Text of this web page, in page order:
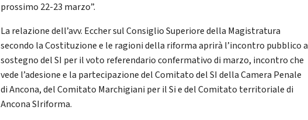
prossimo 22-23 marzo”.
La relazione dell’avv. Eccher sul Consiglio Superiore della Magistratura
secondo la Costituzione e le ragioni della riforma aprirà l’incontro pubblico a
sostegno del SI per il voto referendario confermativo di marzo, incontro che
vede l’adesione e la partecipazione del Comitato del SI della Camera Penale
di Ancona, del Comitato Marchigiani per il Si e del Comitato territoriale di
Ancona SIriforma.